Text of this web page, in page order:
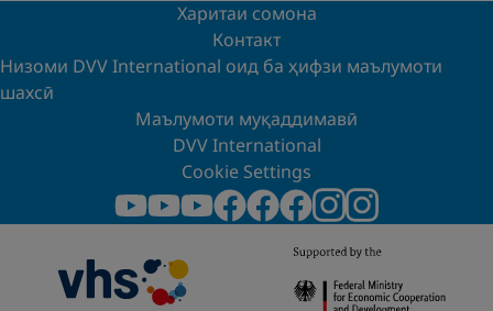
Харитаи сомона
Контакт
Низоми DVV International оид ба ҳифзи маълумоти
шахсӣ
Маълумоти муқаддимавӣ
DVV International
Cookie Settings